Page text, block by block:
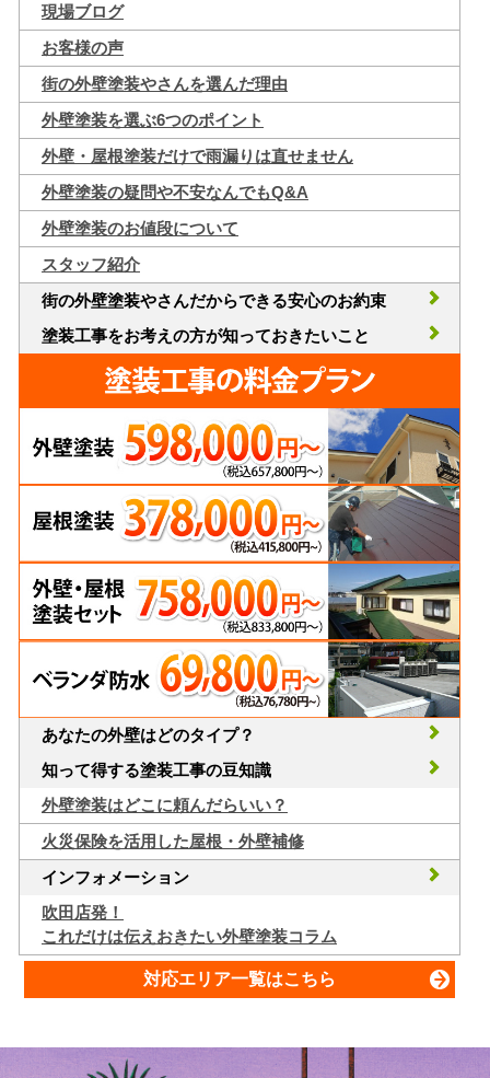
現場ブログ
お客様の声
街の外壁塗装やさんを選んだ理由
外壁塗装を選ぶ6つのポイント
外壁・屋根塗装だけで雨漏りは直せません
外壁塗装の疑問や不安なんでもQ&A
外壁塗装のお値段について
スタッフ紹介
街の外壁塗装やさんだからできる安心のお約束
塗装工事をお考えの方が知っておきたいこと
あなたの外壁はどのタイプ？
知って得する塗装工事の豆知識
外壁塗装はどこに頼んだらいい？
火災保険を活用した屋根・外壁補修
インフォメーション
吹田店発！
これだけは伝えおきたい外壁塗装コラム
対応エリア一覧はこちら